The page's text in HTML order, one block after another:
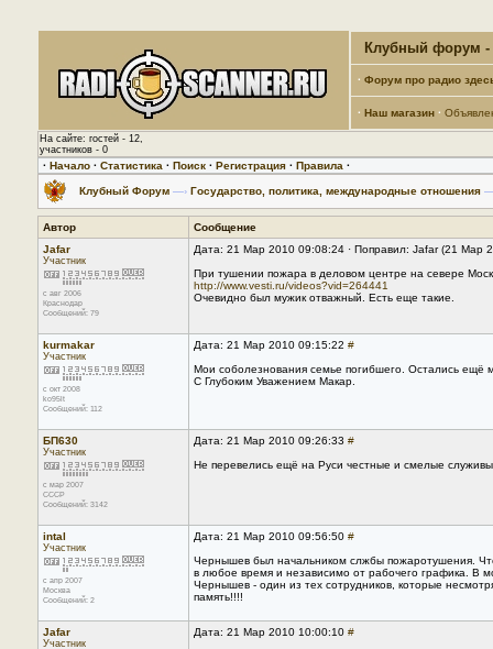
Клубный форум -
· Форум про радио
· Наш магазин ·
На сайте: гостей - 12,
участников - 0
· Начало · Статистика · Поиск · Регистрация · Правила ·
Клубный Форум —› Государство, политика, международные отношения
Автор
Сообщение
Jafar
Участник
с авг 2006
Краснодар
Сообщений: 79
Дата: 21 Мар 2010 09:08:24 · Поправил: Jafar (21 Мар
При тушении пожара в деловом центре на севере
http://www.vesti.ru/videos?vid=264441
Очевидно был мужик отважный. Есть еще такие.
kurmakar
Участник
с окт 2008
ko95lt
Сообщений: 112
Дата: 21 Мар 2010 09:15:22 #
Мои соболезнования семье погибшего. Остались ещё
С Глубоким Уважением Макар.
БП630
Участник
с мар 2007
CCCP
Сообщений: 3142
Дата: 21 Мар 2010 09:26:33 #
Не перевелись ещё на Руси честные и смелые
intal
Участник
с апр 2007
Москва
Сообщений: 2
Дата: 21 Мар 2010 09:56:50 #
Чернышев был начальником слжбы пожаротушения.
в любое время и независимо от рабочего графика. В
Чернышев - один из тех сотрудников, которые
память!!!!
Jafar
Участник
Дата: 21 Мар 2010 10:00:10 #